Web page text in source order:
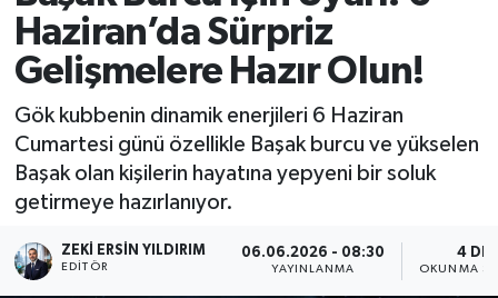
Haziran’da Sürpriz
Gelişmelere Hazır Olun!
Gök kubbenin dinamik enerjileri 6 Haziran
Cumartesi günü özellikle Başak burcu ve yükselen
Başak olan kişilerin hayatına yepyeni bir soluk
getirmeye hazırlanıyor.
ZEKI ERSIN YILDIRIM
EDITÖR
06.06.2026 - 08:30
YAYINLANMA
4 DK
OKUNMA
Sağlık
Teknoloji
Kültür - Sanat
Son Dakika Haberleri
Haber Arşivi